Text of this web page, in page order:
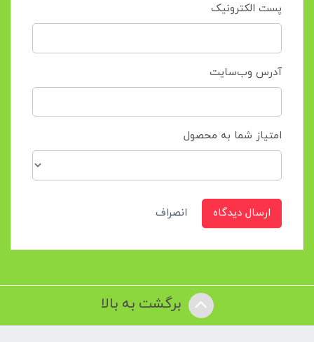
پست الکترونیک
آدرس وب‌سایت
امتیاز شما به محصول
ارسال دیدگاه انصراف
برگشت به بالا